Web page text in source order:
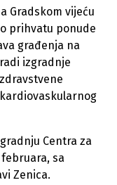
Gradskom vijeću
prihvatu ponude
građenja na
izgradnje
Centra za
sa
Zenica.